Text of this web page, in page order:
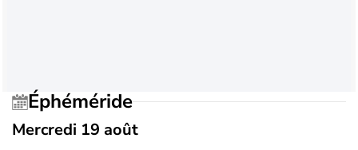
Éphéméride
Mercredi 19 août